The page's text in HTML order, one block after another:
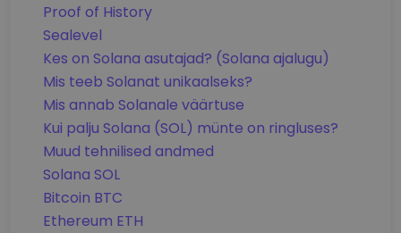
Proof of History
Sealevel
Kes on Solana asutajad? (Solana ajalugu)
Mis teeb Solanat unikaalseks?
Mis annab Solanale väärtuse
Kui palju Solana (SOL) münte on ringluses?
Muud tehnilised andmed
Solana SOL
Bitcoin BTC
Ethereum ETH